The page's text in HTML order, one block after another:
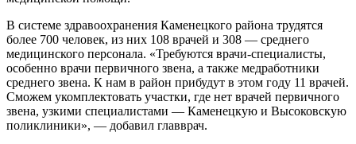
В системе здравоохранения Каменецкого района трудятся
более 700 человек, из них 108 врачей и 308 — среднего
медицинского персонала. «Требуются врачи-специалисты,
особенно врачи первичного звена, а также медработники
среднего звена. К нам в район прибудут в этом году 11 врачей.
Сможем укомплектовать участки, где нет врачей первичного
звена, узкими специалистами — Каменецкую и Высоковскую
поликлиники», — добавил главврач.